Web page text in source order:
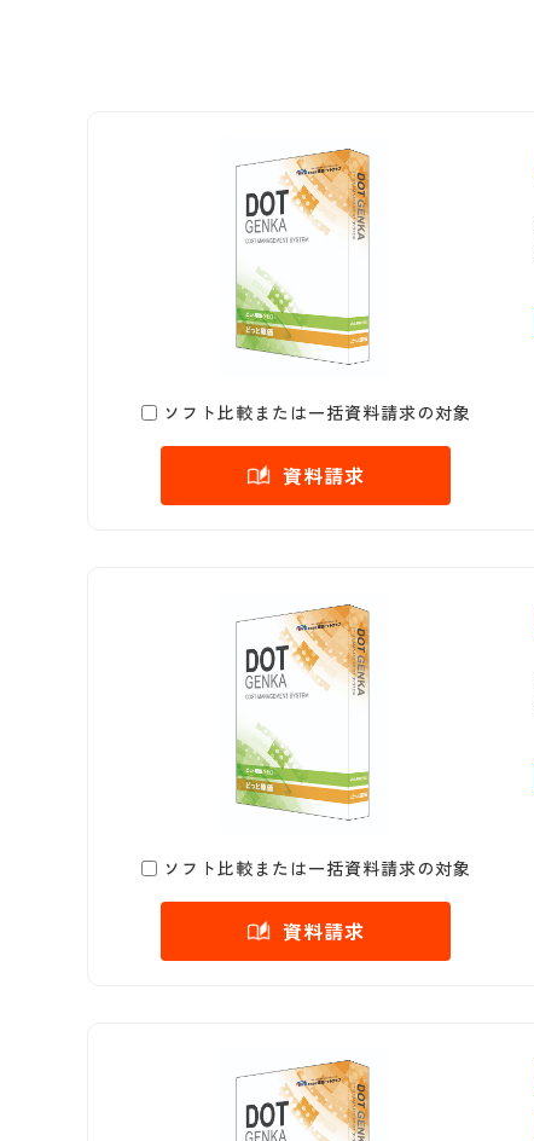
ソフト比較または一括資料請求の対象
資料請求
ソフト比較または一括資料請求の対象
資料請求